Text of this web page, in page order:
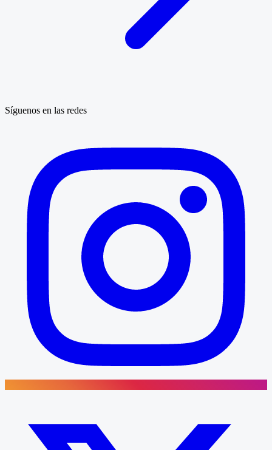
Síguenos en las redes